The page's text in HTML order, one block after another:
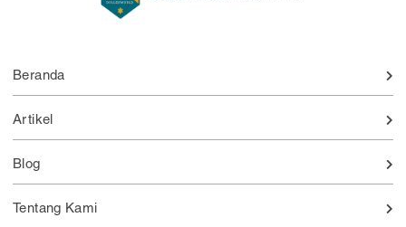
Beranda
Artikel
Blog
Tentang Kami